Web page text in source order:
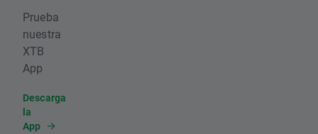
Prueba
nuestra
XTB
App
Descarga
la
App